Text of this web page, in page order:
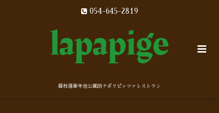
054-645-2819
藤枝蓮華寺池公園前ナポリピッツァレストラン